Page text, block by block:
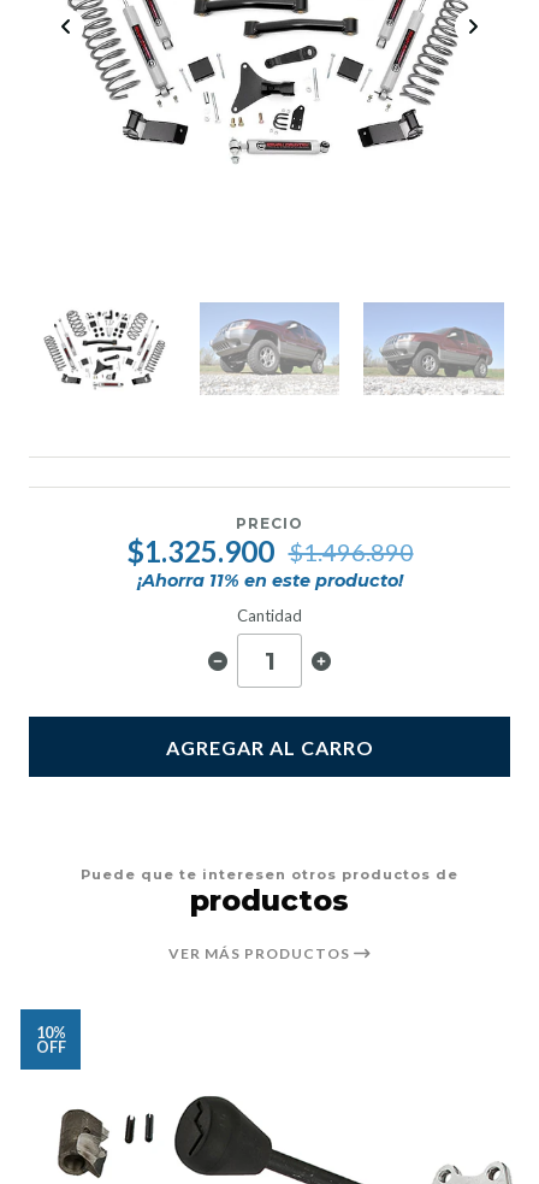
PRECIO
$1.325.900 $1.496.890
¡Ahorra 11% en este producto!
Cantidad
AGREGAR AL CARRO
Puede que te interesen otros productos de
productos
VER MÁS PRODUCTOS
10%
OFF